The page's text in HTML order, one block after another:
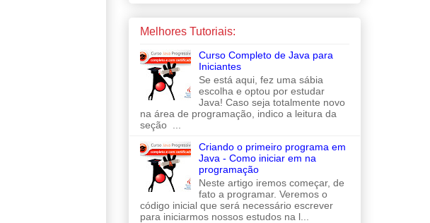
Melhores Tutoriais:
Curso Completo de Java para
Iniciantes
Se está aqui, fez uma sábia
escolha e optou por estudar
Java! Caso seja totalmente novo
na área de programação, indico a leitura da
seção ...
Criando o primeiro programa em
Java - Como iniciar em na
programação
Neste artigo iremos começar, de
fato a programar. Veremos o
código inicial que será necessário escrever
para iniciarmos nossos estudos na l...